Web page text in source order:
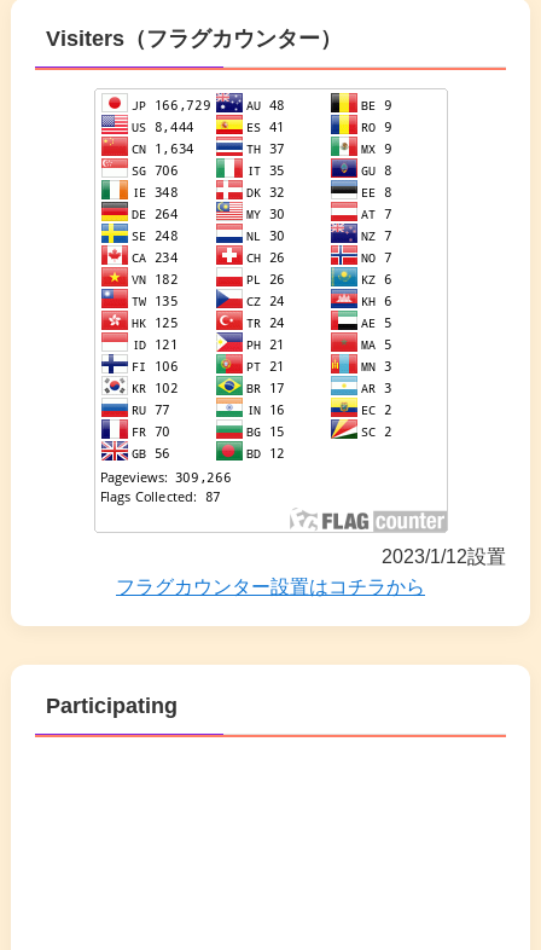
Visiters（フラグカウンター）
2023/1/12設置
フラグカウンター設置はコチラから
Participating